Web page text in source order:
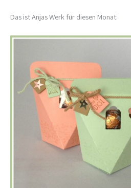
Das ist Anjas Werk für diesen Monat: